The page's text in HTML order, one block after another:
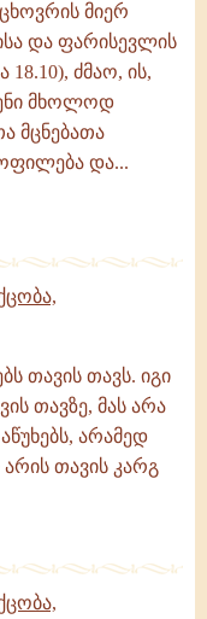
მიერ
და ფარისევლის
ძმაო, ის,
მხოლოდ
მცნებათა
და...
თავის თავს. იგი
თავზე, მას არა
არამედ
თავის კარგ